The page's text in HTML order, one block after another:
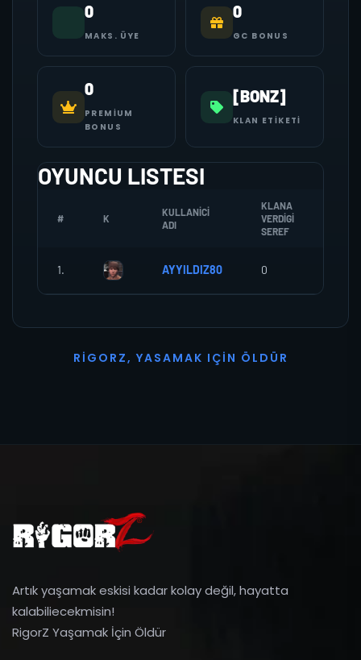
0
MAKS. ÜYE
0
GC BONUS
0
PREMIUM
BONUS
[BONZ]
KLAN ETIKETI
OYUNCU LISTESI
# K
KULLANICI
ADI
KLANA
VERDIGI
SEREF
1. AYYILDIZ80 0
R I G O R Z, YASAMAK I ÇI N Ö L D Ü R
Artık yaşamak eskisi kadar kolay değil, hayatta
kalabiliecekmisin!
RigorZ Yaşamak İçin Öldür